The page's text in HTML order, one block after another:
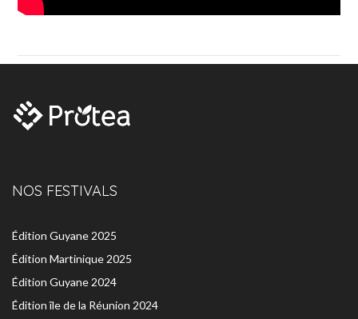
NOS FESTIVALS
Édition Guyane 2025
Édition Martinique 2025
Édition Guyane 2024
Édition île de la Réunion 2024